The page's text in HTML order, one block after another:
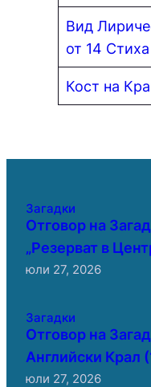
Вид
от 14 Стиха
Кост на
Загадки
Отговор на
„Резерват в
юли 27, 2026
Загадки
Отговор на
Английски Крал
юли 27, 2026